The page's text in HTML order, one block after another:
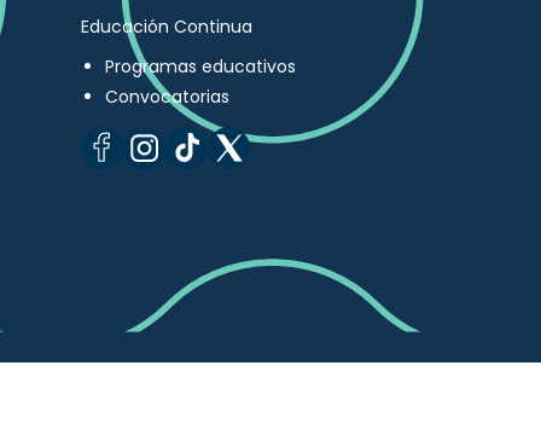
Educación Continua
Programas educativos
Convocatorias